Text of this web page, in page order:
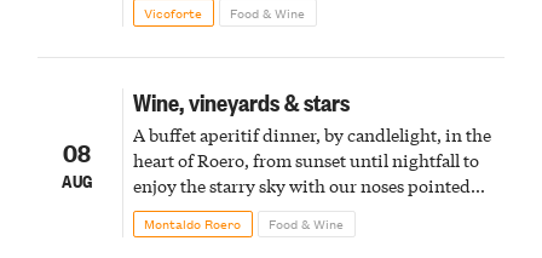
Vicoforte Food & Wine
08
AUG
Wine, vineyards & stars
A buffet aperitif dinner, by candlelight, in the
heart of Roero, from sunset until nightfall to
enjoy the starry sky with our noses pointed
upward
Montaldo Roero Food & Wine